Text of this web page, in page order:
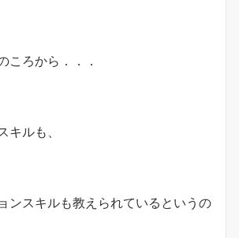
ころから．．．
キルも、
ンスキルも教えられているというの